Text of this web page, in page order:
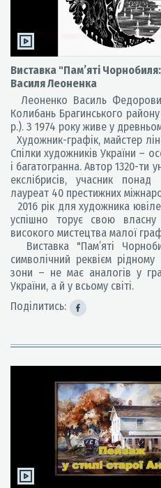
Виставка "Пам’яті
Василя Леоненка
Леоненко Василь
Колибань Брагинського
р.). З 1974 року живе у
Художник-графік, майстер
Спілки художників України –
і багатогранна. Автор 1320-ти
екслібрисів, учасник
лауреат 40 престижних
2016 рік для художника
успішно торує свою власну
високого мистецтва малої
Виставка "Пам’яті
символічний реквієм
зони – не має аналогів у
України, а й у всьому світі.
Поділитись: